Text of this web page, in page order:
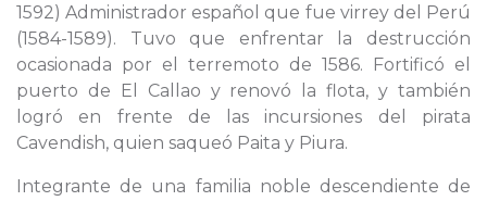
1592) Administrador español que fue virrey del Perú
(1584-1589). Tuvo que enfrentar la destrucción
ocasionada por el terremoto de 1586. Fortificó el
puerto de El Callao y renovó la flota, y también
logró en frente de las incursiones del pirata
Cavendish, quien saqueó Paita y Piura.
Integrante de una familia noble descendiente de